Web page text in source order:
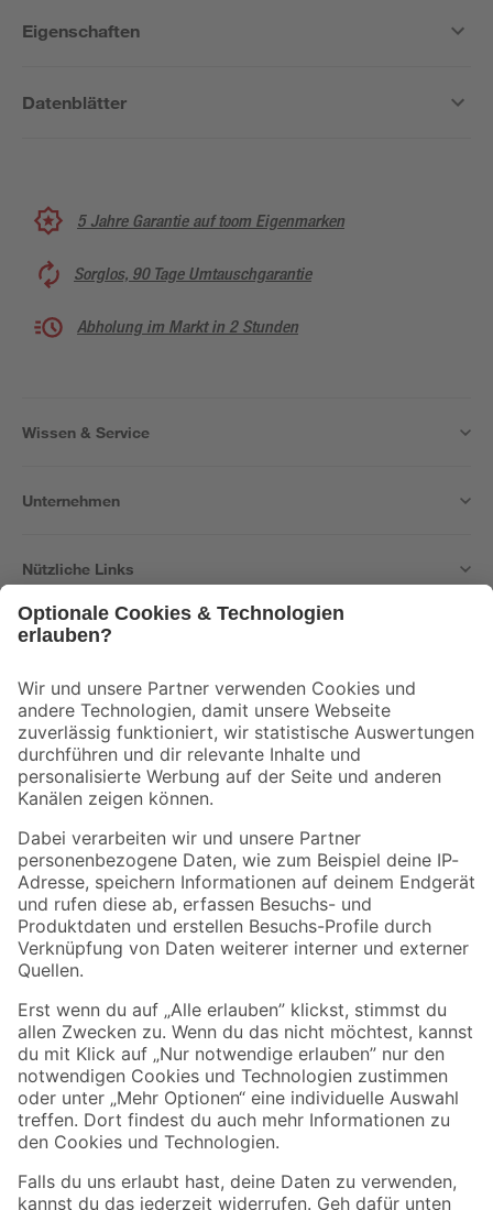
Eigenschaften
Datenblätter
5 Jahre Garantie auf toom Eigenmarken
Sorglos, 90 Tage Umtauschgarantie
Abholung im Markt in 2 Stunden
Wissen & Service
Unternehmen
Nützliche Links
Der toom Newsletter: Keine Angebote und Aktionen mehr verpassen!
Zur Newsletter Anmeldung
Folge uns
Zahlungsarten Versandarten
Sicher einkaufen
Jetzt die toom-App herunterladen